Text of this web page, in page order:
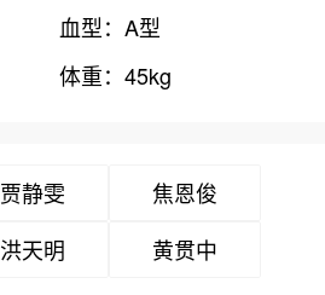
血型：A型
体重：45kg
贾静雯
焦恩俊
洪天明 黄贯中